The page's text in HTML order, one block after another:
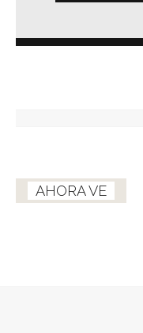
AHORA VE